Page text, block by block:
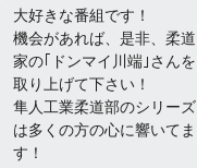
大好きな番組です！
機会があれば、是非、柔道
家の｢ドンマイ川端｣さんを
取り上げて下さい！
隼人工業柔道部のシリーズ
は多くの方の心に響いてま
す！